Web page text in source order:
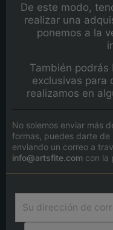
De este modo,
realizar una
ponemos a la
También
exclusivas para
realizamos en
No solemos enviar más
formas, puedes darte de
enviando un correo a
info@artsfite.com con la